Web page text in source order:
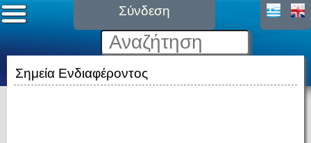
Σύνδεση
Σημεία Ενδιαφέροντος